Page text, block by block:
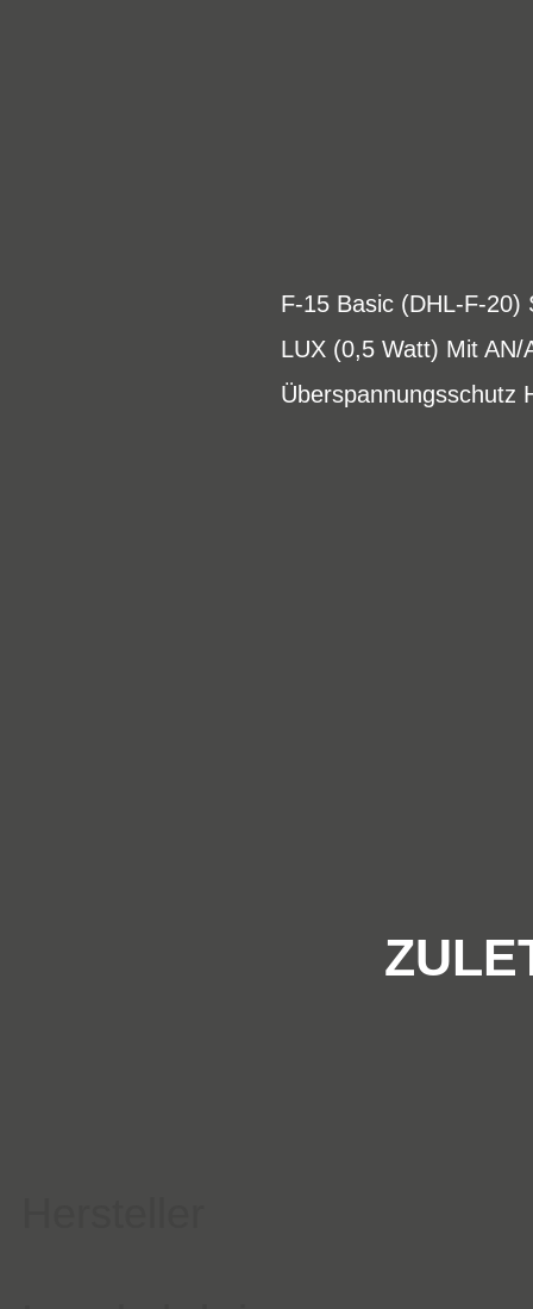
F-15 Basic (DHL-F-20)
LUX (0,5 Watt) Mit AN/
Überspannungsschutz